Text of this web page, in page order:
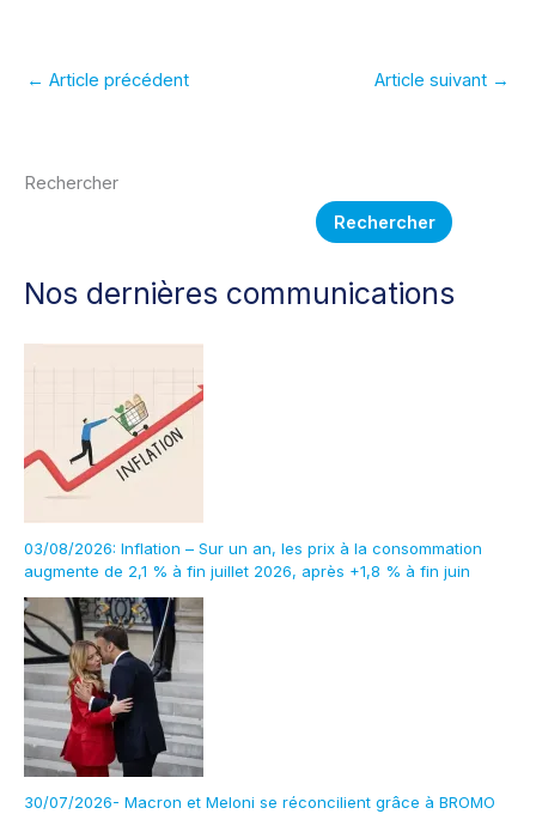
paritaire avec Airbus
← Article précédent Article suivant →
Rechercher
Rechercher
Nos dernières communications
03/08/2026: Inflation – Sur un an, les prix à la consommation
augmente de 2,1 % à fin juillet 2026, après +1,8 % à fin juin
30/07/2026- Macron et Meloni se réconcilient grâce à BROMO